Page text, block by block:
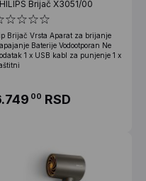
Brijač X3051/00
Brijač Vrsta Aparat za brijanje
Baterije Vodootporan Ne
1 x USB kabl za punjenje 1 x
00 RSD